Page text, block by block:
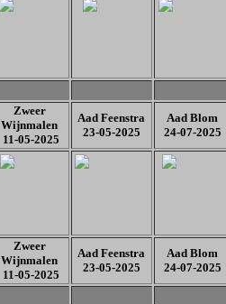
Zweer
Wijnmalen
11-05-2025
Aad Feenstra
23-05-2025
Aad Blom
24-07-2025
Zweer
Wijnmalen
11-05-2025
Aad Feenstra
23-05-2025
Aad Blom
24-07-2025